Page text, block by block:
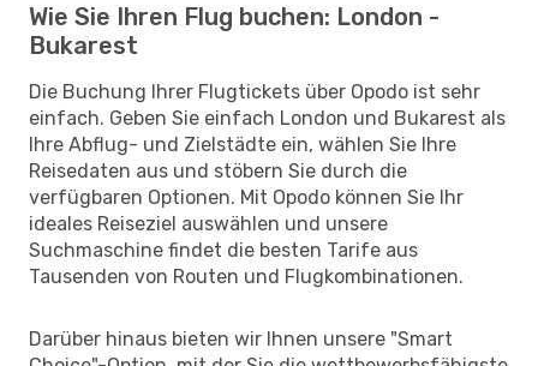
Wie Sie Ihren Flug buchen: London -
Bukarest
Die Buchung Ihrer Flugtickets über Opodo ist sehr
einfach. Geben Sie einfach London und Bukarest als
Ihre Abflug- und Zielstädte ein, wählen Sie Ihre
Reisedaten aus und stöbern Sie durch die
verfügbaren Optionen. Mit Opodo können Sie Ihr
ideales Reiseziel auswählen und unsere
Suchmaschine findet die besten Tarife aus
Tausenden von Routen und Flugkombinationen.
Darüber hinaus bieten wir Ihnen unsere "Smart